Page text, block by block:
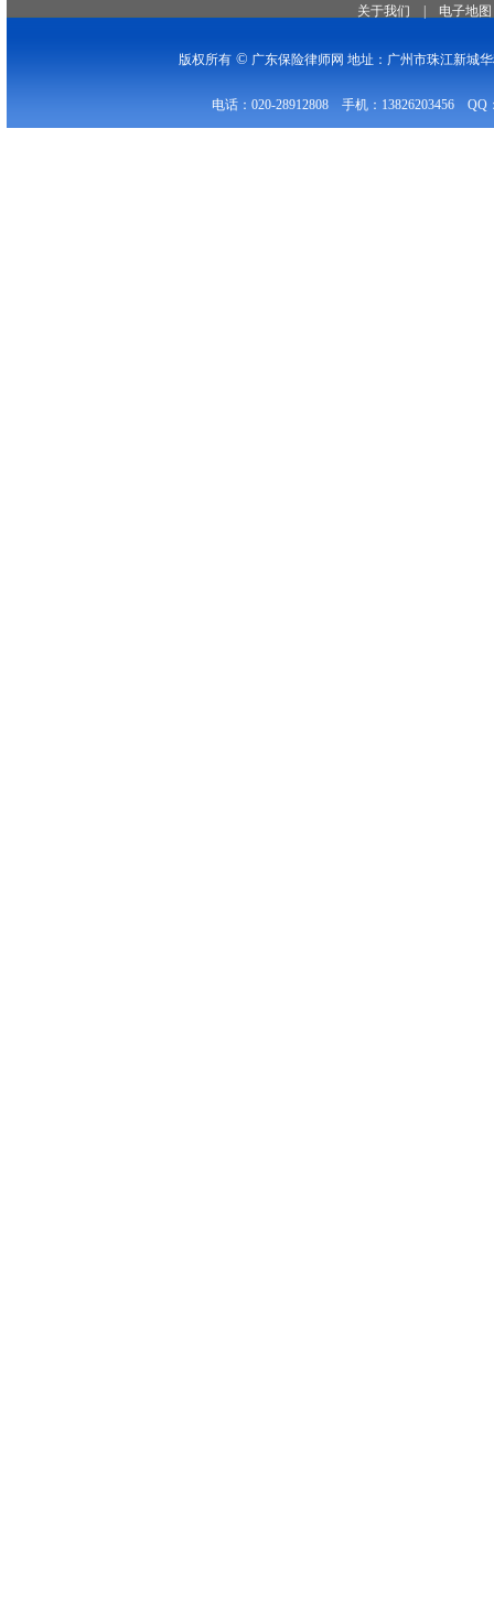
关于我们 电子地图
版权所有© 广东保险律师网 地址：广州市珠江新城
电话：020-28912808 手机：13826203456